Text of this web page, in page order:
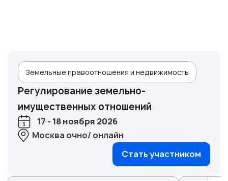
Земельные правоотношения и недвижимость
Регулирование земельно-
имущественных отношений
17 - 18 ноября 2026
Москва очно/ онлайн
Стать участником